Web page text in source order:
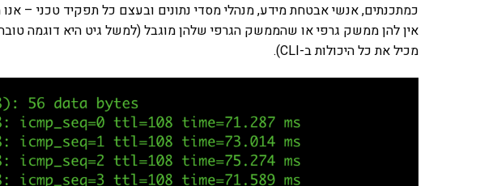
אין להן ממשק גרפי או שהממשק הגרפי שלהן מוגבל (למשל גיט היא דוגמה
מכיל את כל היכולות ב-CLI).